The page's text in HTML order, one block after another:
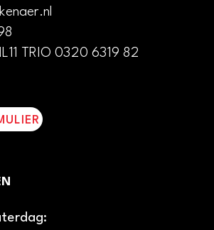
TRIO 0320 6319 82